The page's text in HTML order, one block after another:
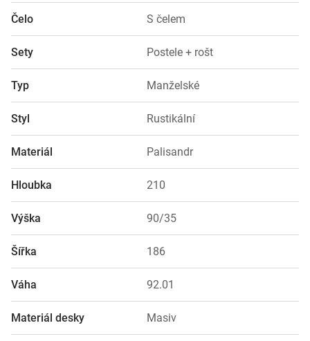
Čelo S čelem
Sety Postele + rošt
Typ Manželské
Styl Rustikální
Materiál Palisandr
Hloubka 210
Výška 90/35
Šířka 186
Váha 92.01
Materiál desky Masiv